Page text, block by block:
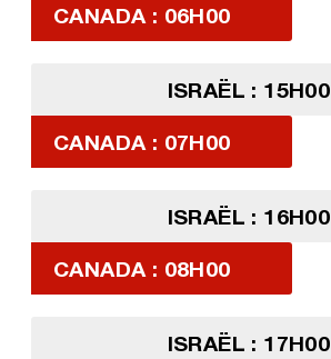
CANADA : 06H00
ISRAËL : 15H00
CANADA : 07H00
ISRAËL : 16H00
CANADA : 08H00
ISRAËL : 17H00